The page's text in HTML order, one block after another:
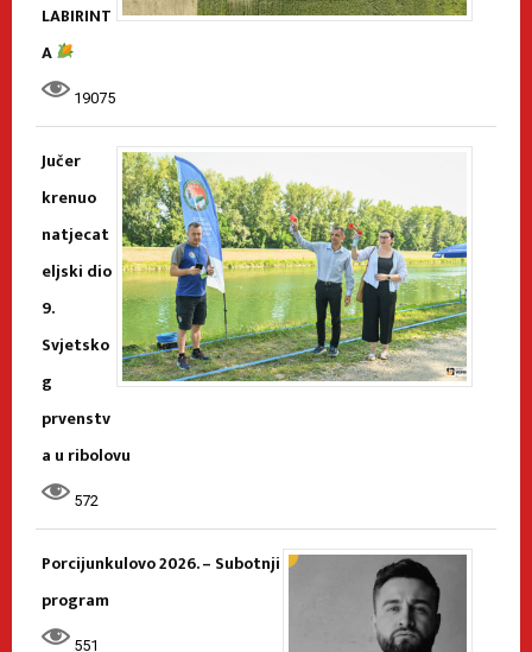
LABIRINT
A
19075
Jučer
krenuo
natjecat
eljski dio
9.
Svjetsko
g
prvenstv
a u ribolovu
572
Porcijunkulovo 2026. – Subotnji
program
551